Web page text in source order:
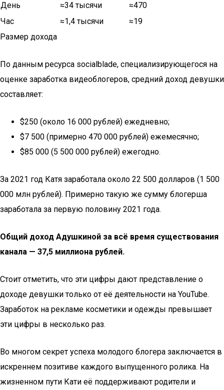
День
≈34 тысячи
≈470
Час
≈1,4 тысячи
≈19
Размер дохода
По данным ресурса socialblade, специализирующегося на
оценке заработка видеоблогеров, средний доход девушки
составляет:
$250 (около 16 000 рублей) ежедневно;
$7 500 (примерно 470 000 рублей) ежемесячно;
$85 000 (5 500 000 рублей) ежегодно.
За 2021 год Катя заработала около 22 500 долларов (1 500
000 млн рублей). Примерно такую же сумму блогерша
заработала за первую половину 2021 года.
Общий доход Адушкиной за всё время существования
канала — 37,5 миллиона рублей.
Стоит отметить, что эти цифры дают представление о
доходе девушки только от её деятельности на YouTube.
Заработок на рекламе косметики и одежды превышает
эти цифры в несколько раз.
Во многом секрет успеха молодого блогера заключается в
искреннем позитиве каждого выпущенного ролика. На
жизненном пути Кати её поддерживают родители и